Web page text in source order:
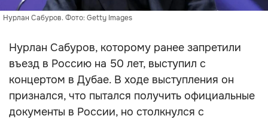
Нурлан Сабуров. Фото: Getty Images
Нурлан Сабуров, которому ранее запретили
въезд в Россию на 50 лет, выступил с
концертом в Дубае. В ходе выступления он
признался, что пытался получить официальные
документы в России, но столкнулся с